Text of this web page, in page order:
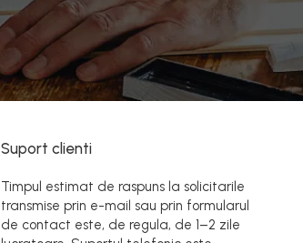
Suport clienti
Timpul estimat de raspuns la solicitarile
transmise prin e-mail sau prin formularul
de contact este, de regula, de 1–2 zile